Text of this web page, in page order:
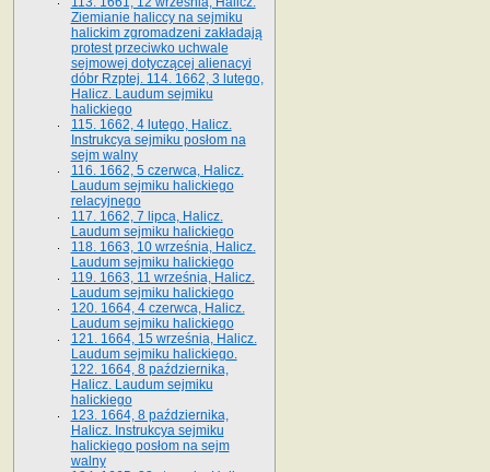
Ziemianie haliccy na sejmiku
halickim zgromadzeni zakładają
protest przeciwko uchwale
sejmowej dotyczącej alienacyi
dóbr Rzptej. 114. 1662, 3 lutego,
Halicz. Laudum sejmiku
halickiego
115. 1662, 4 lutego, Halicz.
Instrukcya sejmiku posłom na
sejm walny
116. 1662, 5 czerwca, Halicz.
Laudum sejmiku halickiego
relacyjnego
117. 1662, 7 lipca, Halicz.
Laudum sejmiku halickiego
118. 1663, 10 września, Halicz.
Laudum sejmiku halickiego
119. 1663, 11 września, Halicz.
Laudum sejmiku halickiego
120. 1664, 4 czerwca, Halicz.
Laudum sejmiku halickiego
121. 1664, 15 września, Halicz.
Laudum sejmiku halickiego.
122. 1664, 8 października,
Halicz. Laudum sejmiku
halickiego
123. 1664, 8 października,
Halicz. Instrukcya sejmiku
halickiego posłom na sejm
walny